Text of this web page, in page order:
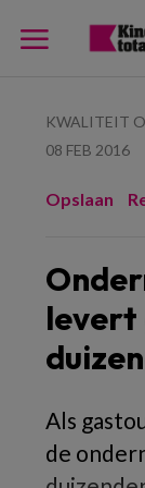
KWALITEIT
08 FEB 2016
Opslaan
levert
Als
de